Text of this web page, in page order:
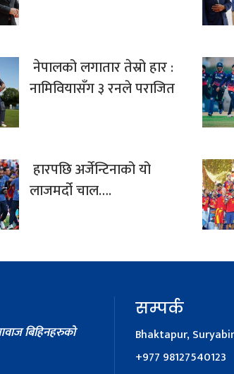
नेपालको लगातार तेस्रो हार :
नामिवियासँग ३ रनले पराजित
हारपछि अर्जेन्टिनाको यो
लाजमर्दो चाल….
बिहिनहरुको
सम्पर्क
Bhaktapur,
+977 98127540123